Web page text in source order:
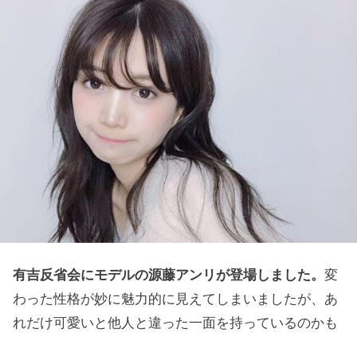
有吉反省会にモデルの源藤アンリが登場しました。変
わった性格が妙に魅力的に見えてしまいましたが、あ
れだけ可愛いと他人と違った一面を持っているのかも